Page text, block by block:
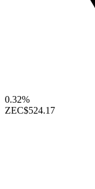
0.32%
ZEC$524.17